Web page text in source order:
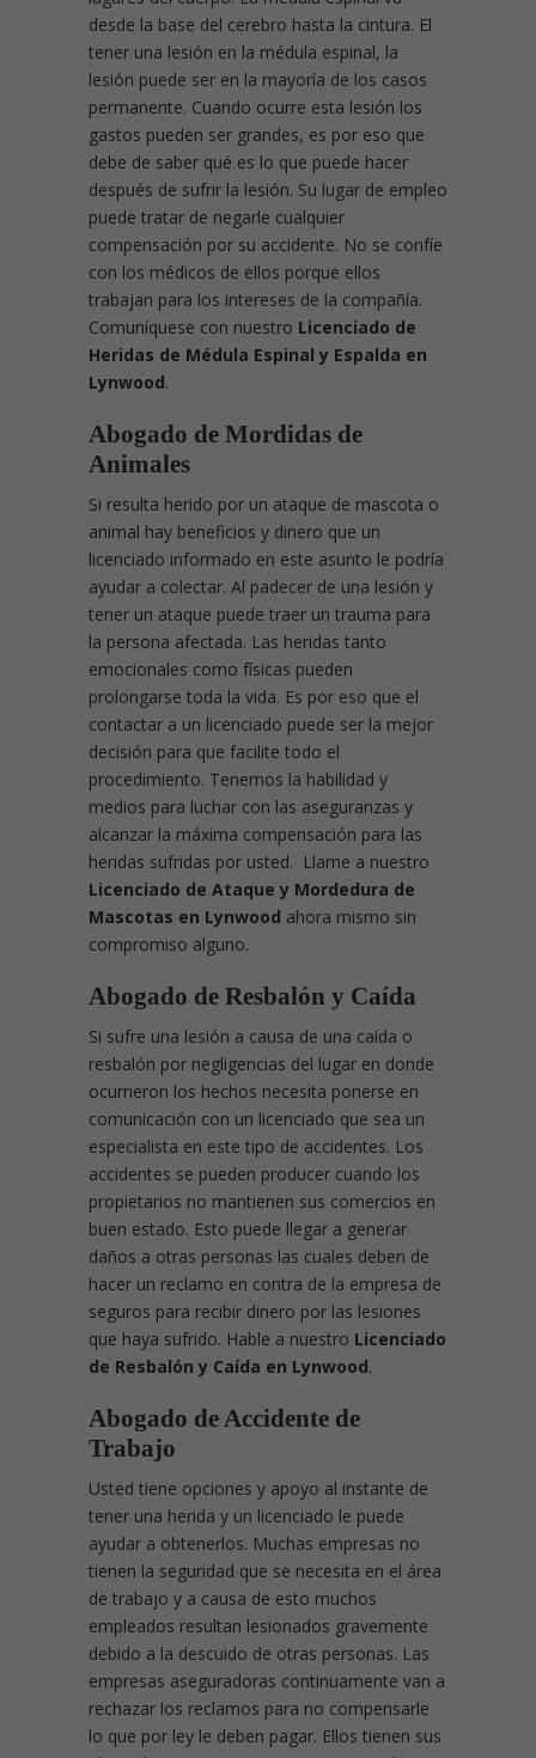
desde la base del cerebro hasta la cintura. El
tener una lesión en la médula espinal, la
lesión puede ser en la mayoría de los casos
permanente. Cuando ocurre esta lesión los
gastos pueden ser grandes, es por eso que
debe de saber qué es lo que puede hacer
después de sufrir la lesión. Su lugar de empleo
puede tratar de negarle cualquier
compensación por su accidente. No se confíe
con los médicos de ellos porque ellos
trabajan para los intereses de la compañía.
Comuníquese con nuestro Licenciado de
Heridas de Médula Espinal y Espalda en
Lynwood.
Abogado de Mordidas de
Animales
Si resulta herido por un ataque de mascota o
animal hay beneficios y dinero que un
licenciado informado en este asunto le podría
ayudar a colectar. Al padecer de una lesión y
tener un ataque puede traer un trauma para
la persona afectada. Las heridas tanto
emocionales como físicas pueden
prolongarse toda la vida. Es por eso que el
contactar a un licenciado puede ser la mejor
decisión para que facilite todo el
procedimiento. Tenemos la habilidad y
medios para luchar con las aseguranzas y
alcanzar la máxima compensación para las
heridas sufridas por usted. Llame a nuestro
Licenciado de Ataque y Mordedura de
Mascotas en Lynwood ahora mismo sin
compromiso alguno.
Abogado de Resbalón y Caída
Si sufre una lesión a causa de una caída o
resbalón por negligencias del lugar en donde
ocurrieron los hechos necesita ponerse en
comunicación con un licenciado que sea un
especialista en este tipo de accidentes. Los
accidentes se pueden producer cuando los
propietarios no mantienen sus comercios en
buen estado. Esto puede llegar a generar
daños a otras personas las cuales deben de
hacer un reclamo en contra de la empresa de
seguros para recibir dinero por las lesiones
que haya sufrido. Hable a nuestro Licenciado
de Resbalón y Caída en Lynwood.
Abogado de Accidente de
Trabajo
Usted tiene opciones y apoyo al instante de
tener una herida y un licenciado le puede
ayudar a obtenerlos. Muchas empresas no
tienen la seguridad que se necesita en el área
de trabajo y a causa de esto muchos
empleados resultan lesionados gravemente
debido a la descuido de otras personas. Las
empresas aseguradoras continuamente van a
rechazar los reclamos para no compensarle
lo que por ley le deben pagar. Ellos tienen sus